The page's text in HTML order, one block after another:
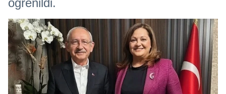
öğrenildi.